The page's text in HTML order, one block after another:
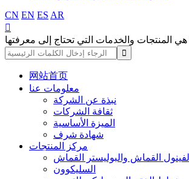
CN EN ES AR

网站首页
معلومات عنا
نبذة عن الشركة
ثقافة الشركات
الميزة الأساسية
شهادة شرف
مركز المنتجات
القماش والبوليستر القماش
السليكوون